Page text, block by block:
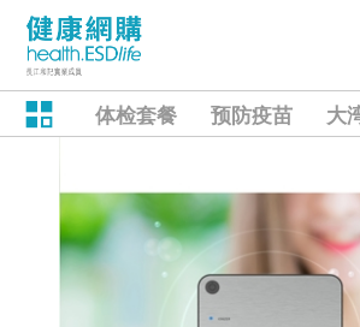
体检套餐 预防疫苗 大